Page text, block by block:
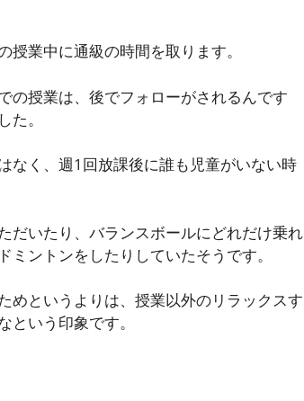
業中に通級の時間を取ります。
の授業は、後でフォローがされるんです
。
なく、週1回放課後に誰も児童がいない時
だいたり、バランスボールにどれだけ乗れ
ミントンをしたりしていたそうです。
めというよりは、授業以外のリラックスす
という印象です。